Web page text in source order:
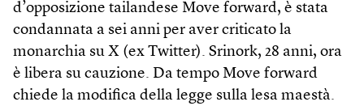
d’opposizione tailandese Move forward, è stata
condannata a sei anni per aver criticato la
monarchia su X (ex Twitter). Srinork, 28 anni, ora
è libera su cauzione. Da tempo Move forward
chiede la modifica della legge sulla lesa maestà.